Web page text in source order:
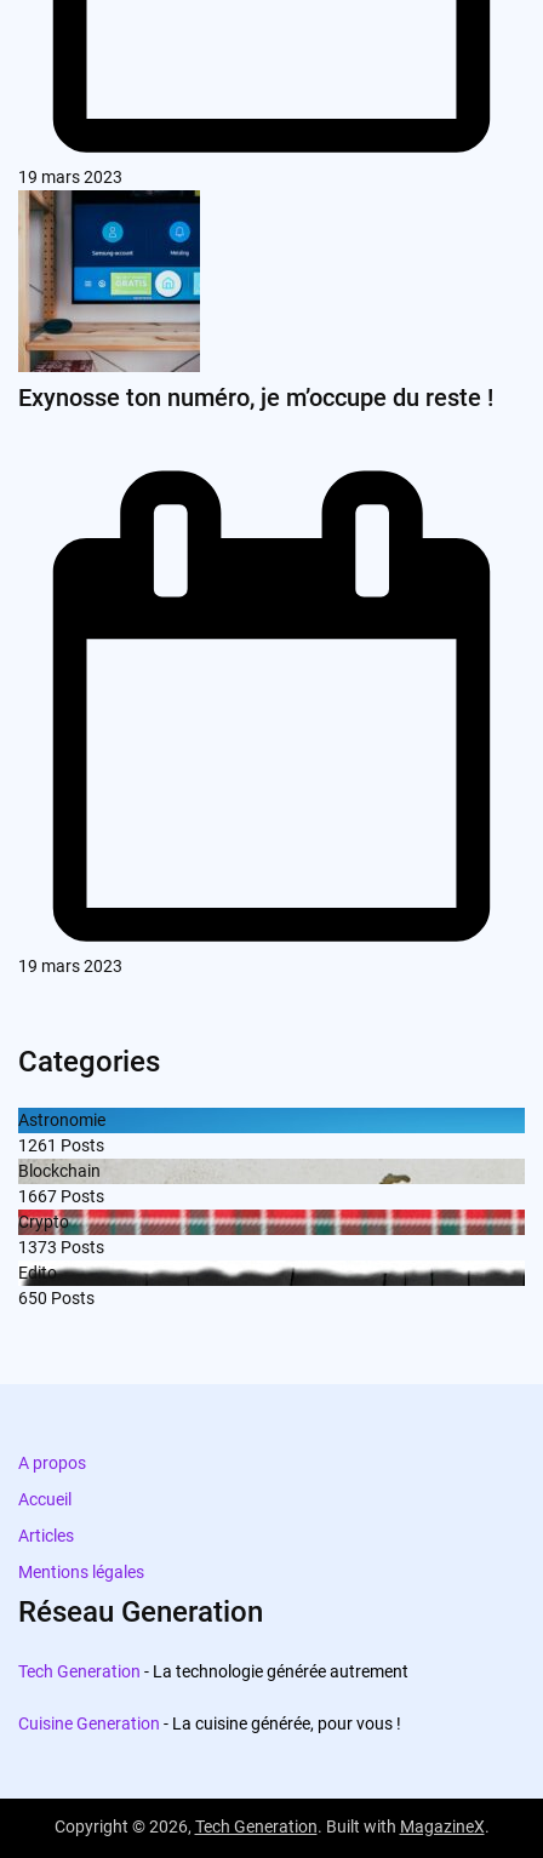
19 mars 2023
Exynosse ton numéro, je m’occupe du reste !
19 mars 2023
Categories
Astronomie
1261 Posts
Blockchain
1667 Posts
Crypto
1373 Posts
Edito
650 Posts
A propos
Accueil
Articles
Mentions légales
Réseau Generation
Tech Generation - La technologie générée autrement
Cuisine Generation - La cuisine générée, pour vous !
Copyright © 2026, Tech Generation. Built with MagazineX.